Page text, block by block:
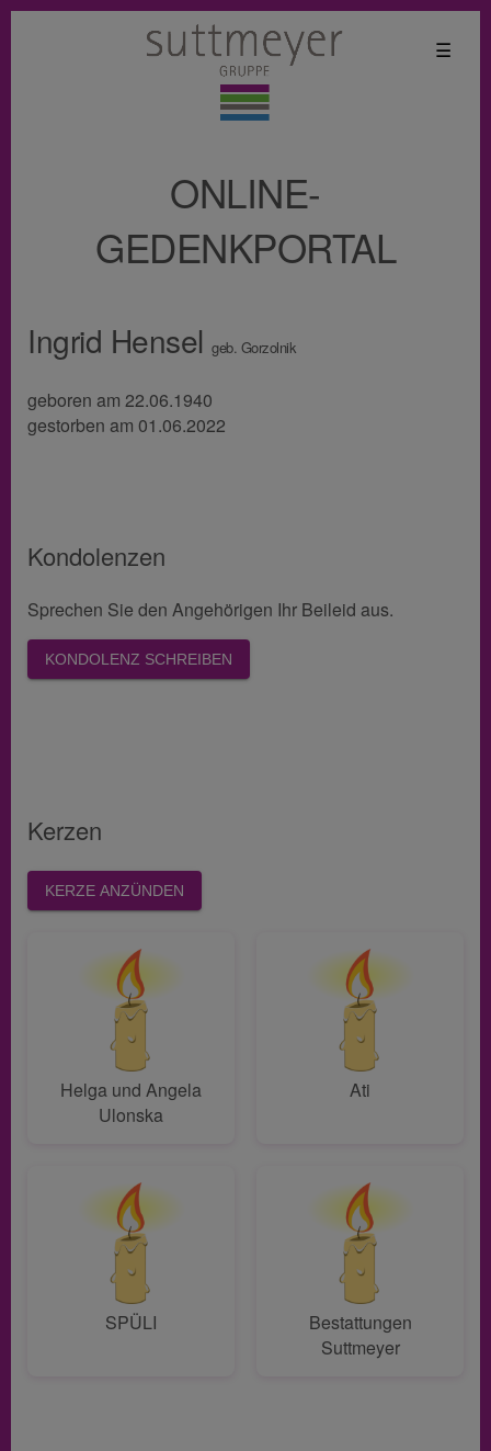
☰
ONLINE-
GEDENKPORTAL
Ingrid Hensel geb. Gorzolnik
geboren am 22.06.1940
gestorben am 01.06.2022
Kondolenzen
Sprechen Sie den Angehörigen Ihr Beileid aus.
KONDOLENZ SCHREIBEN
Kerzen
KERZE ANZÜNDEN
Helga und Angela
Ulonska
Ati
SPÜLI
Bestattungen
Suttmeyer